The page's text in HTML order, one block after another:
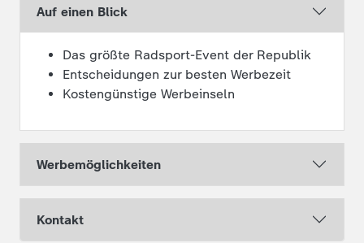
Auf einen Blick
Das größte Radsport-Event der Republik
Entscheidungen zur besten Werbezeit
Kostengünstige Werbeinseln
Werbemöglichkeiten
Kontakt